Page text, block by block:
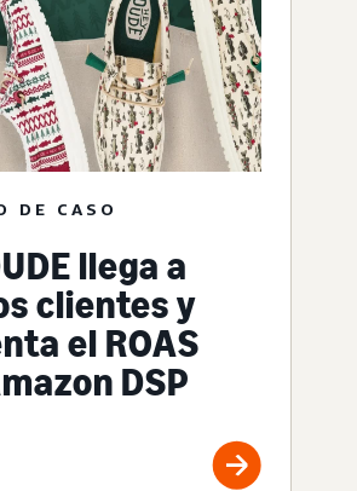
DE CASO
llega a
clientes y
el ROAS
DSP